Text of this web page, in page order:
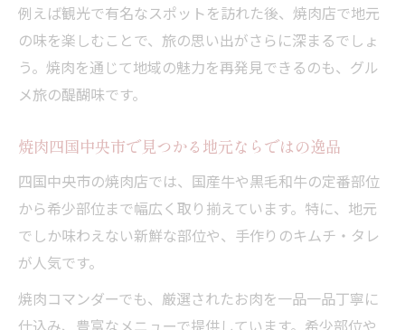
例えば観光で有名なスポットを訪れた後、焼肉店で地元
の味を楽しむことで、旅の思い出がさらに深まるでしょ
う。焼肉を通じて地域の魅力を再発見できるのも、グル
メ旅の醍醐味です。
焼肉四国中央市で見つかる地元ならではの逸品
四国中央市の焼肉店では、国産牛や黒毛和牛の定番部位
から希少部位まで幅広く取り揃えています。特に、地元
でしか味わえない新鮮な部位や、手作りのキムチ・タレ
が人気です。
焼肉コマンダーでも、厳選されたお肉を一品一品丁寧に
仕込み、豊富なメニューで提供しています。希少部位や